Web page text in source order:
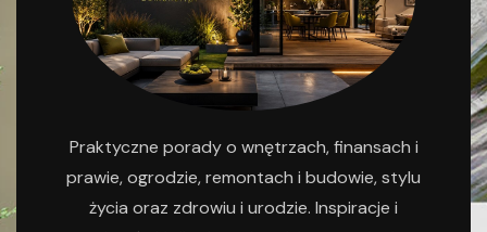
Praktyczne porady o wnętrzach, finansach i
prawie, ogrodzie, remontach i budowie, stylu
życia oraz zdrowiu i urodzie. Inspiracje i